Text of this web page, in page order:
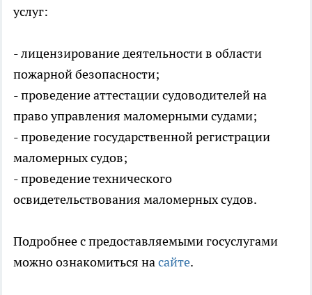
услуг:
- лицензирование деятельности в области
пожарной безопасности;
- проведение аттестации судоводителей на
право управления маломерными судами;
- проведение государственной регистрации
маломерных судов;
- проведение технического
освидетельствования маломерных судов.
Подробнее с предоставляемыми госуслугами
можно ознакомиться насайте.